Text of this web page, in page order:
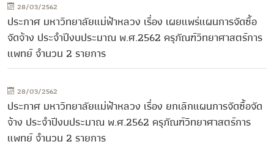
28/03/2562
ประกาศ มหาวิทยาลัยแม่ฟ้าหลวง เรื่อง เผยแพร่แผนการจัดซื้อ
จัดจ้าง ประจำปีงบประมาณ พ.ศ.2562 ครุภัณฑ์วิทยาศาสตร์การ
แพทย์ จำนวน 2 รายการ
28/03/2562
ประกาศ มหาวิทยาลัยแม่ฟ้าหลวง เรื่อง ยกเลิกแผนการจัดซื้อจัด
จ้าง ประจำปีงบประมาณ พ.ศ.2562 ครุภัณฑ์วิทยาศาสตร์การ
แพทย์ จำนวน 2 รายการ